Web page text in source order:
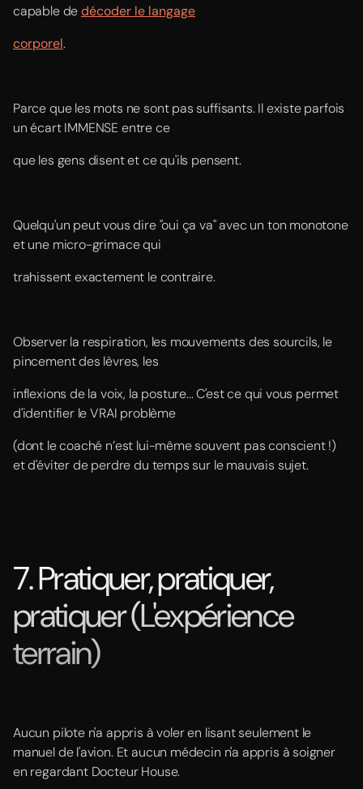
capable dedécoder le langage
corporel.
Parce que les mots ne sont pas suffisants. Il existe parfois
un écart IMMENSE entre ce
que les gens disent et ce qu'ils pensent.
Quelqu'un peut vous dire "oui ça va" avec un ton monotone
et une micro-grimace qui
trahissent exactement le contraire.
Observer la respiration, les mouvements des sourcils, le
pincement des lèvres, les
inflexions de la voix, la posture... C'est ce qui vous permet
d'identifier le VRAI problème
(dont le coaché n’est lui-même souvent pas conscient !)
et d'éviter de perdre du temps sur le mauvais sujet.
7. Pratiquer, pratiquer,
pratiquer (L'expérience
terrain)
Aucun pilote n'a appris à voler en lisant seulement le
manuel de l'avion. Et aucun médecin n'a appris à soigner
en regardant Docteur House.